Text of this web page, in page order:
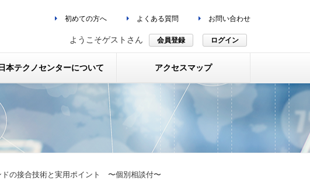
初めての方へ よくある質問 お問い合わせ
ようこそゲストさん 会員登録 ログイン
日本テクノセンターについて アクセスマップ
ドの接合技術と実用ポイント 〜個別相談付〜